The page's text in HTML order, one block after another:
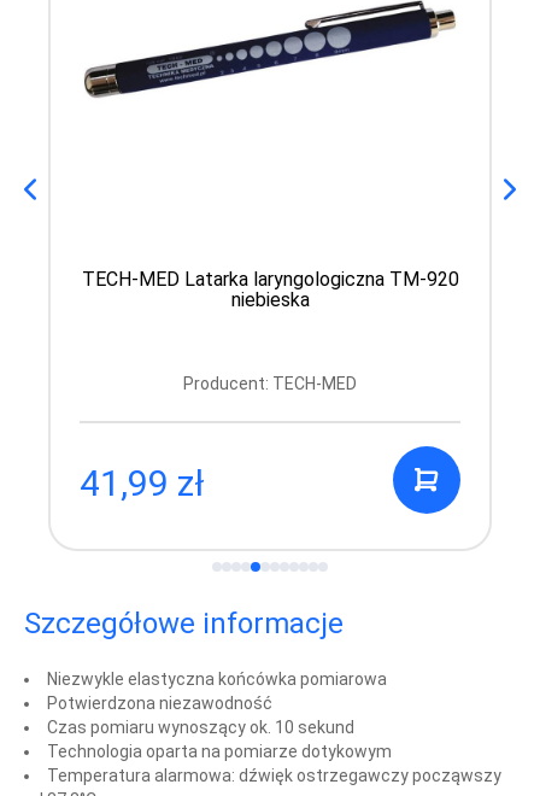
TECH-MED Latarka laryngologiczna TM-920
niebieska
Producent: TECH-MED
41,99 zł
Szczegółowe informacje
Niezwykle elastyczna końcówka pomiarowa
Potwierdzona niezawodność
Czas pomiaru wynoszący ok. 10 sekund
Technologia oparta na pomiarze dotykowym
Temperatura alarmowa: dźwięk ostrzegawczy począwszy